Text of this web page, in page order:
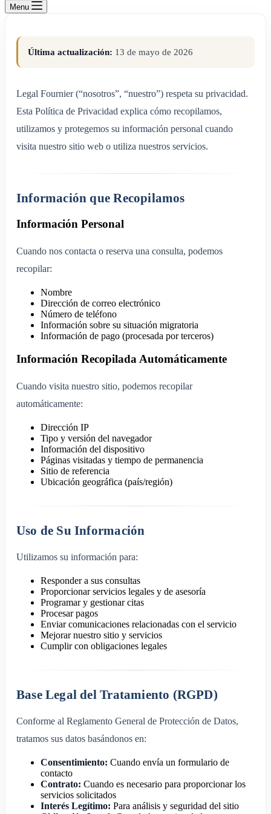
Menu
Última actualización: 13 de mayo de 2026
Legal Fournier (“nosotros”, “nuestro”) respeta su privacidad.
Esta Política de Privacidad explica cómo recopilamos,
utilizamos y protegemos su información personal cuando
visita nuestro sitio web o utiliza nuestros servicios.
Información que Recopilamos
Información Personal
Cuando nos contacta o reserva una consulta, podemos
recopilar:
Nombre
Dirección de correo electrónico
Número de teléfono
Información sobre su situación migratoria
Información de pago (procesada por terceros)
Información Recopilada Automáticamente
Cuando visita nuestro sitio, podemos recopilar
automáticamente:
Dirección IP
Tipo y versión del navegador
Información del dispositivo
Páginas visitadas y tiempo de permanencia
Sitio de referencia
Ubicación geográfica (país/región)
Uso de Su Información
Utilizamos su información para:
Responder a sus consultas
Proporcionar servicios legales y de asesoría
Programar y gestionar citas
Procesar pagos
Enviar comunicaciones relacionadas con el servicio
Mejorar nuestro sitio y servicios
Cumplir con obligaciones legales
Base Legal del Tratamiento (RGPD)
Conforme al Reglamento General de Protección de Datos,
tratamos sus datos basándonos en:
Consentimiento: Cuando envía un formulario de
contacto
Contrato: Cuando es necesario para proporcionar los
servicios solicitados
Interés Legítimo: Para análisis y seguridad del sitio